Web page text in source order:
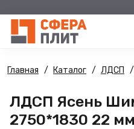
Главная Каталог ЛДСП
ЛДСП Ясень
2750*1830 22